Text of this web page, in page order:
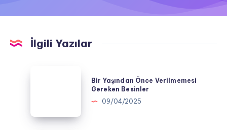
İlgili Yazılar
Gereken
Bir Yaşından Önce Verilmemesi
Gereken Besinler
09/04/2025